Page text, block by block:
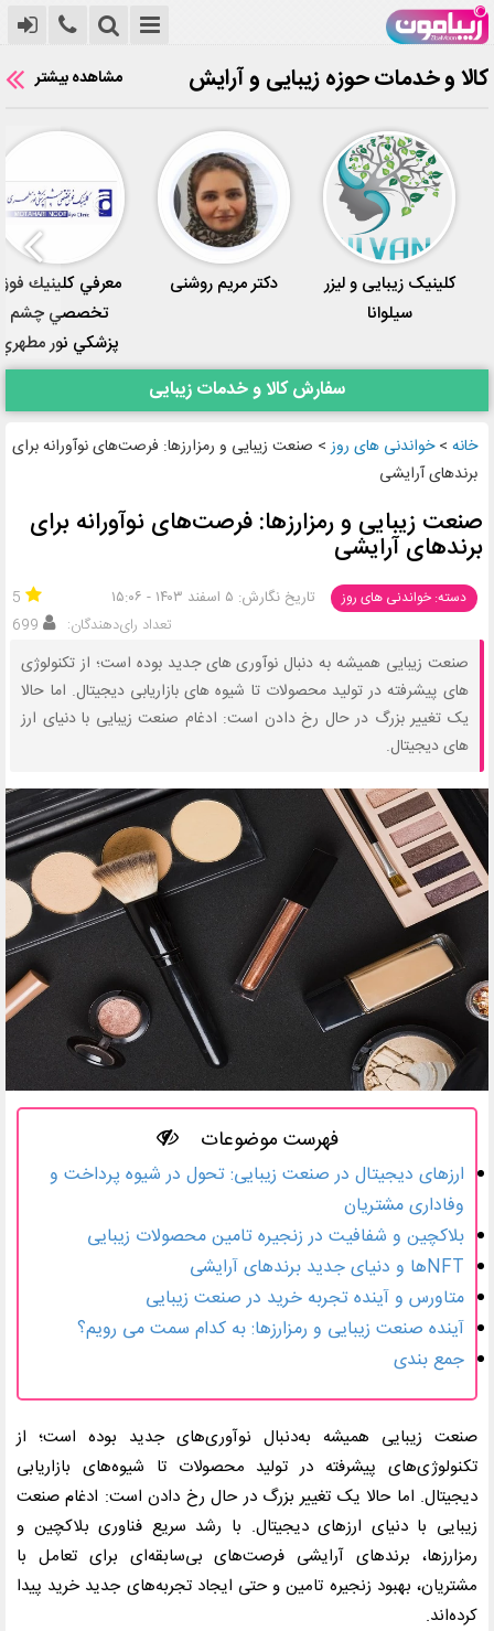
کالا و خدمات حوزه زیبایی و آرایش مشاهده بیشتر
کلینیک زیبایی و لیزر
سیلوانا
دکتر مریم روشنی
معرفي كلينيك
تخصصي چشم
پزشكي نور
سفارش کالا و خدمات زیبایی
خانه >خواندنی های روز> صنعت زیبایی و رمزارزها: فرصت‌های نوآورانه برای
برندهای آرایشی
صنعت زیبایی و رمزارزها: فرصت‌های نوآورانه برای
برندهای آرایشی
دسته: خواندنی های روز تاریخ نگارش: ۵ اسفند ۱۴۰۳ - ۱۵:۰۶
5
تعداد رای‌دهندگان:
699
صنعت زیبایی همیشه به‌ دنبال نوآوری‌ های جدید بوده است؛ از تکنولوژی‌
های پیشرفته در تولید محصولات تا شیوه‌ های بازاریابی دیجیتال. اما حالا
یک تغییر بزرگ در حال رخ دادن است: ادغام صنعت زیبایی با دنیای ارز
های دیجیتال.
فهرست موضوعات
ارزهای دیجیتال در صنعت زیبایی: تحول در شیوه پرداخت و
وفاداری مشتریان
بلاکچین و شفافیت در زنجیره تامین محصولات زیبایی
NFTها و دنیای جدید برندهای آرایشی
متاورس و آینده تجربه خرید در صنعت زیبایی
آینده صنعت زیبایی و رمزارزها: به کدام سمت می ‌رویم؟
جمع بندی
صنعت زیبایی همیشه به‌دنبال نوآوری‌های جدید بوده است؛ از
تکنولوژی‌های پیشرفته در تولید محصولات تا شیوه‌های بازاریابی
دیجیتال. اما حالا یک تغییر بزرگ در حال رخ دادن است: ادغام صنعت
زیبایی با دنیای ارزهای دیجیتال. با رشد سریع فناوری بلاکچین و
رمزارزها، برندهای آرایشی فرصت‌های بی‌سابقه‌ای برای تعامل با
مشتریان، بهبود زنجیره تامین و حتی ایجاد تجربه‌های جدید خرید پیدا
کرده‌اند.